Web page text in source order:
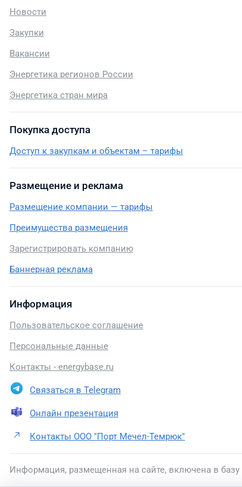
Новости
Закупки
Вакансии
Энергетика регионов России
Энергетика стран мира
Покупка доступа
Доступ к закупкам и объектам – тарифы
Размещение и реклама
Размещение компании — тарифы
Преимущества размещения
Зарегистрировать компанию
Баннерная реклама
Информация
Пользовательское соглашение
Персональные данные
Контакты - energybase.ru
Связаться в Telegram
Онлайн презентация
Контакты ООО "Порт Мечел-Темрюк"
Информация, размещенная на сайте, включена в